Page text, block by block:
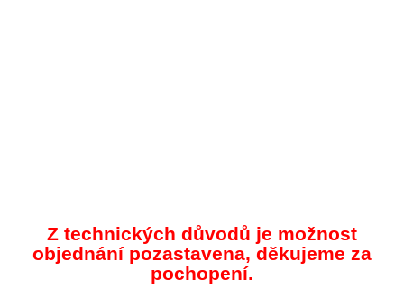
Z technických důvodů je možnost
objednání pozastavena, děkujeme za
pochopení.